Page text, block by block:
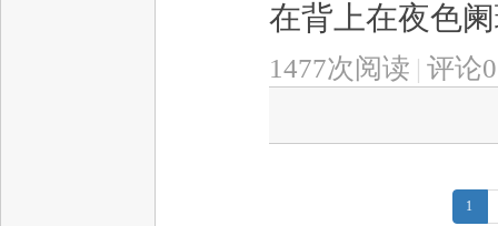
在背上在夜色
1477次阅读 | 评论0
1